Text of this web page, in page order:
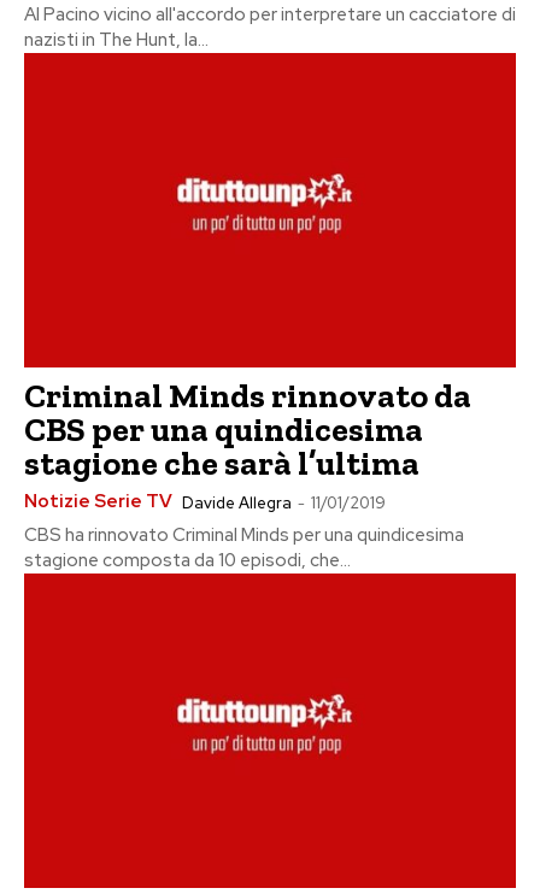
Al Pacino vicino all'accordo per interpretare un cacciatore di
nazisti in The Hunt, la...
Criminal Minds rinnovato da
CBS per una quindicesima
stagione che sarà l’ultima
Notizie Serie TV Davide Allegra - 11/01/2019
CBS ha rinnovato Criminal Minds per una quindicesima
stagione composta da 10 episodi, che...